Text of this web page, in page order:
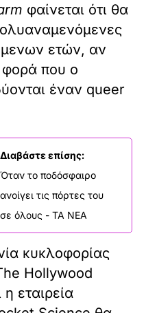
φαίνεται ότι θα
ετών, αν
φορά που ο
έναν queer
Διαβάστε επίσης:
Όταν το ποδόσφαιρο
ανοίγει τις πόρτες του
σε όλους - ΤΑ ΝΕΑ
κυκλοφορίας
Hollywood
εταιρεία